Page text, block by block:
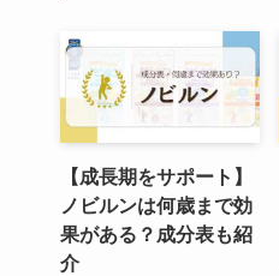
【成長期をサポート】
ノビルンは何歳まで効
果がある？成分表も紹
介